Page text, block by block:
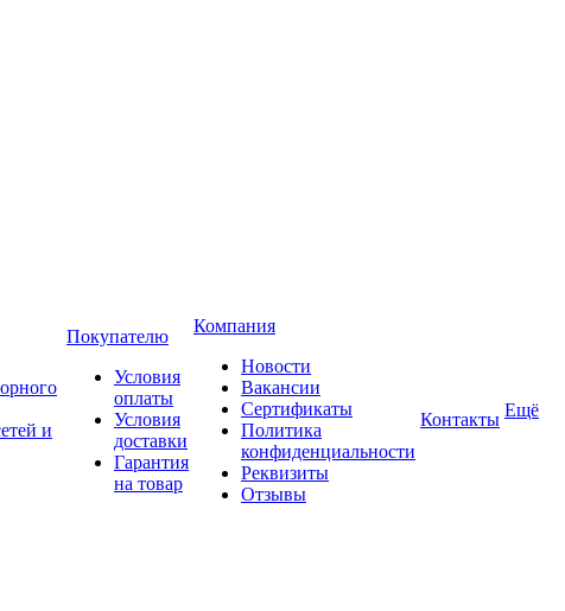
и
Покупателю
Условия
оплаты
Условия
доставки
Гарантия
на товар
Компания
Новости
Вакансии
Сертификаты
Политика
конфиденциальности
Реквизиты
Отзывы
Контакты Ещё